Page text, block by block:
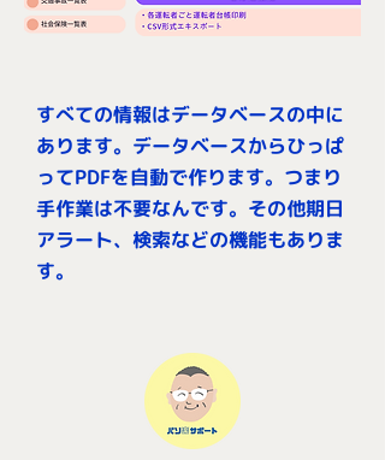
すべての情報はデータベースの中に
あります。データベースからひっぱ
ってPDFを自動で作ります。つまり
手作業は不要なんです。その他期日
アラート、検索などの機能もありま
す。